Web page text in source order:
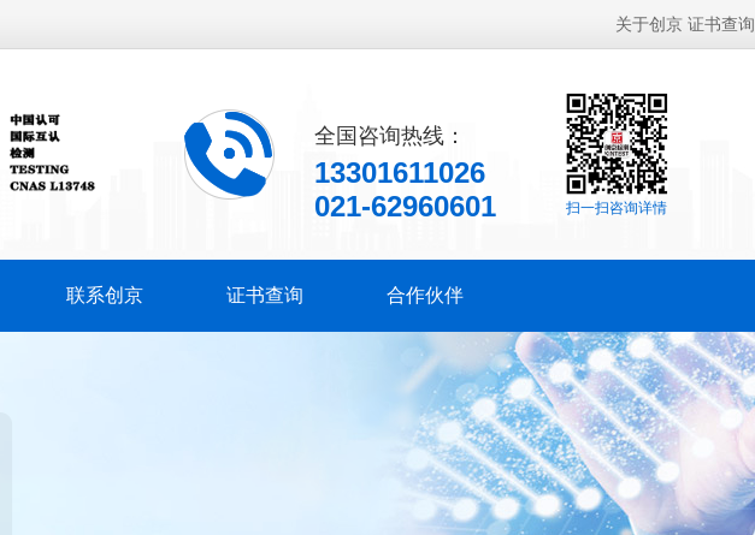
关于创京 证书查询
扫一扫咨询详情
全国咨询热线：
13301611026
021-62960601
联系创京 证书查询 合作伙伴